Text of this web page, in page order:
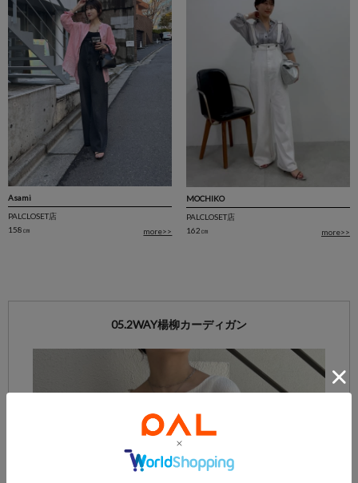
Asami
PALCLOSET店
158㎝
more>>
MOCHIKO
PALCLOSET店
162㎝
more>>
05.2WAY楊柳カーディガン